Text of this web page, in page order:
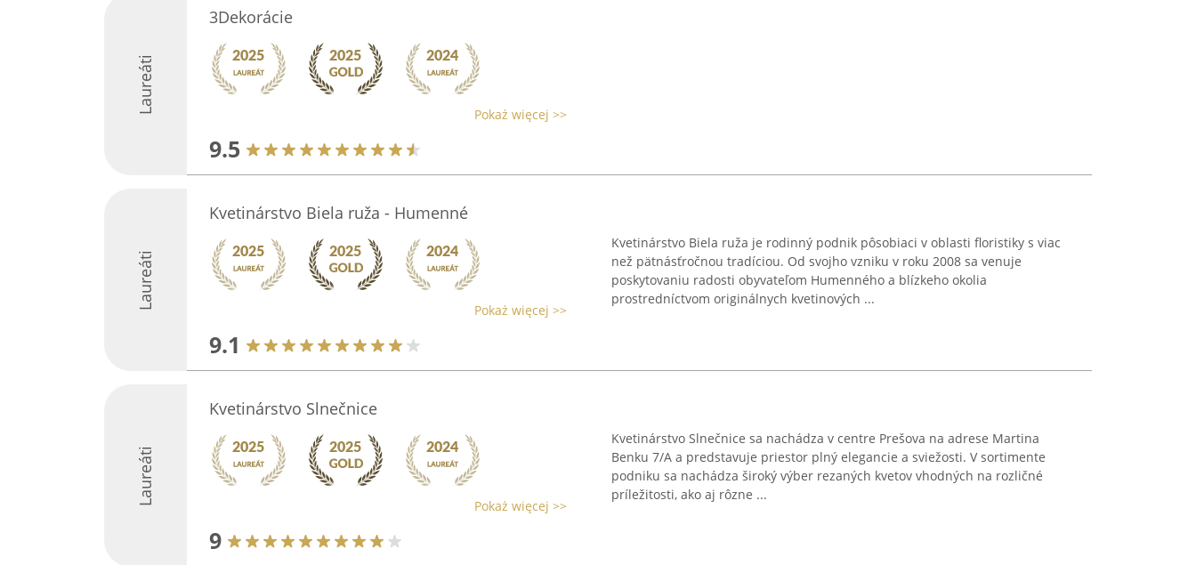
Laureáti
3Dekorácie
Pokaż więcej >>
9.5
Laureáti
Kvetinárstvo Biela ruža - Humenné
Pokaż więcej >>
9.1
Kvetinárstvo Biela ruža je rodinný podnik pôsobiaci v oblasti floristiky s viac
než pätnásťročnou tradíciou. Od svojho vzniku v roku 2008 sa venuje
poskytovaniu radosti obyvateľom Humenného a blízkeho okolia
prostredníctvom originálnych kvetinových ...
Laureáti
Kvetinárstvo Slnečnice
Pokaż więcej >>
9
Kvetinárstvo Slnečnice sa nachádza v centre Prešova na adrese Martina
Benku 7/A a predstavuje priestor plný elegancie a sviežosti. V sortimente
podniku sa nachádza široký výber rezaných kvetov vhodných na rozličné
príležitosti, ako aj rôzne ...